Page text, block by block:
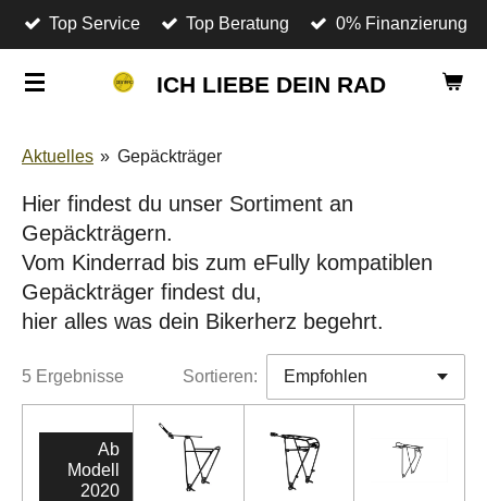
Zum
Hauptinhalt
springen
ICH LIEBE DEIN RAD
Top Service Top Beratung 0% Finanzierung
Aktuelles » Gepäckträger
Hier findest du unser Sortiment an
Gepäckträgern.
Vom Kinderrad bis zum eFully kompatiblen
Gepäckträger findest du,
hier alles was dein Bikerherz begehrt.
5 Ergebnisse Sortieren:
Ab
Modell
2020